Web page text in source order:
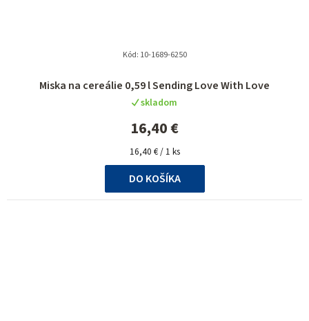
Miska na cereálie 0,59 l Sending Love With Love
skladom
16,40 €
Jednotková
cena:
16,40 € / 1 ks
DO KOŠÍKA
Kód: 10-1689-6250